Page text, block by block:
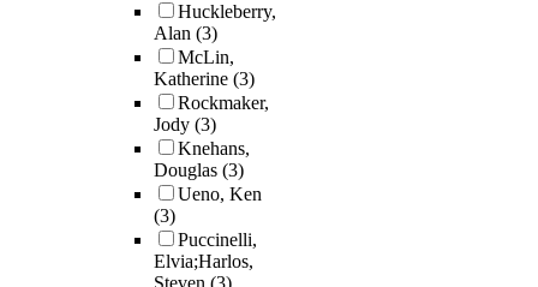
Huckleberry,
Alan (3)
McLin,
Katherine (3)
Rockmaker,
Jody (3)
Knehans,
Douglas (3)
Ueno, Ken
(3)
Puccinelli,
Elvia;Harlos,